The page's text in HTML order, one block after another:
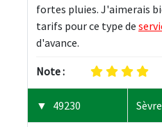
fortes pluies. J'aimerais
tarifs pour ce type de
d'avance.
Note :
49230